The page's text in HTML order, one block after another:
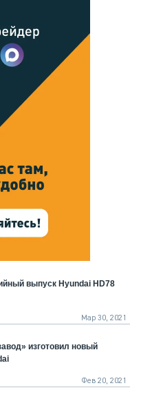
выпуск Hyundai HD78
Мар 30, 2021
изготовил новый
Фев 20, 2021